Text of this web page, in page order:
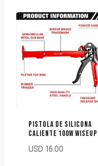
PISTOLA DE SILICONA
CALIENTE 100W WISEUP
USD 16.00